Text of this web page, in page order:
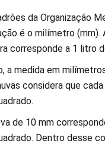
da Organização
é o milímetro (mm).
corresponde a 1 litro
a medida em
considera que
de 10 mm
Dentro desse